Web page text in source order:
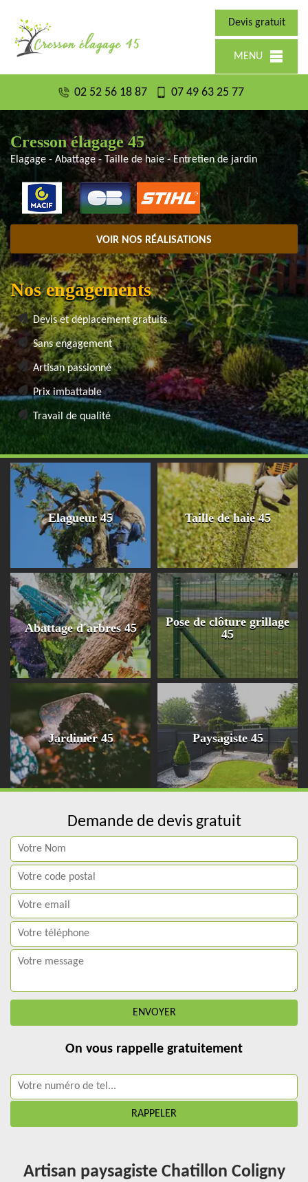
Devis gratuit
MENU
02 52 56 18 87 07 49 63 25 77
Cresson élagage 45
Elagage - Abattage - Taille de haie - Entretien de jardin
VOIR NOS RÉALISATIONS
Nos engagements
Devis et déplacement gratuits
Sans engagement
Artisan passionné
Prix imbattable
Travail de qualité
Elagueur 45 Taille de haie 45
Abattage d'arbres 45
Pose de clôture grillage
45
Jardinier 45 Paysagiste 45
Demande de devis gratuit
On vous rappelle gratuitement
Artisan paysagiste Chatillon Coligny